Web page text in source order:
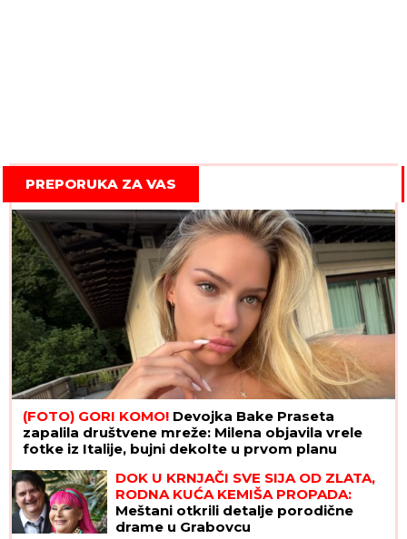
PREPORUKA ZA VAS
(FOTO) GORI KOMO! Devojka Bake Praseta
zapalila društvene mreže: Milena objavila vrele
fotke iz Italije, bujni dekolte u prvom planu
DOK U KRNJAČI SVE SIJA OD ZLATA,
RODNA KUĆA KEMIŠA PROPADA:
Meštani otkrili detalje porodične
drame u Grabovcu